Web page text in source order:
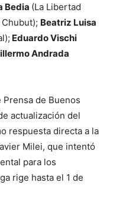
Bedia (La Libertad
Beatriz Luisa
Eduardo Vischi
Andrada
de Buenos
actualización del
respuesta directa a la
Milei, que intentó
para los
rige hasta el 1 de